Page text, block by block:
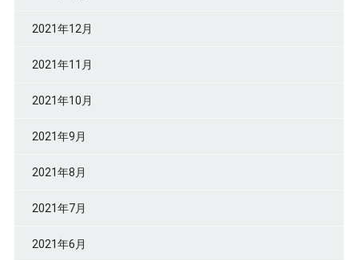
2021年12月
2021年11月
2021年10月
2021年9月
2021年8月
2021年7月
2021年6月